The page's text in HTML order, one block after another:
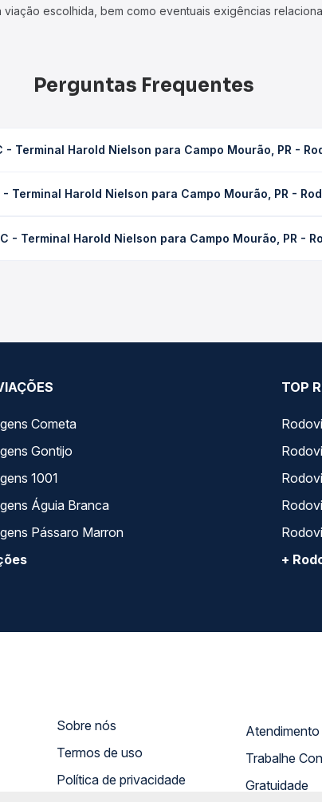
escolhida, bem como eventuais exigências
Perguntas Frequentes
Terminal Harold Nielson para Campo Mourão, PR -
tráfego. Na Quero Passagem você consulta os horários
Terminal Harold Nielson para Campo Mourão, PR -
Na Quero Passagem você compara os preços
- Terminal Harold Nielson para Campo Mourão, PR -
Cometa
Gontijo
1001
Águia Branca
Pássaro Marron
TOP
+
Sobre nós
Termos de uso
Política de privacidade
Trabalhe
Gratuidade